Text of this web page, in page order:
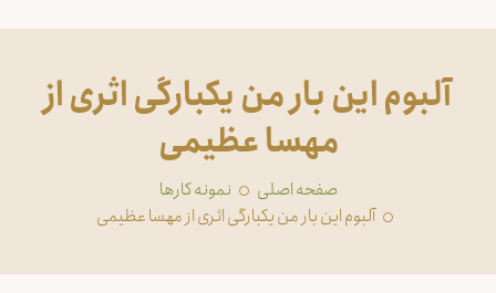
آلبوم این بار من یکبارگی اثری از
مهسا عظیمی
صفحه اصلی
‏نمونه کارها
آلبوم این بار من یکبارگی اثری از مهسا عظیمی